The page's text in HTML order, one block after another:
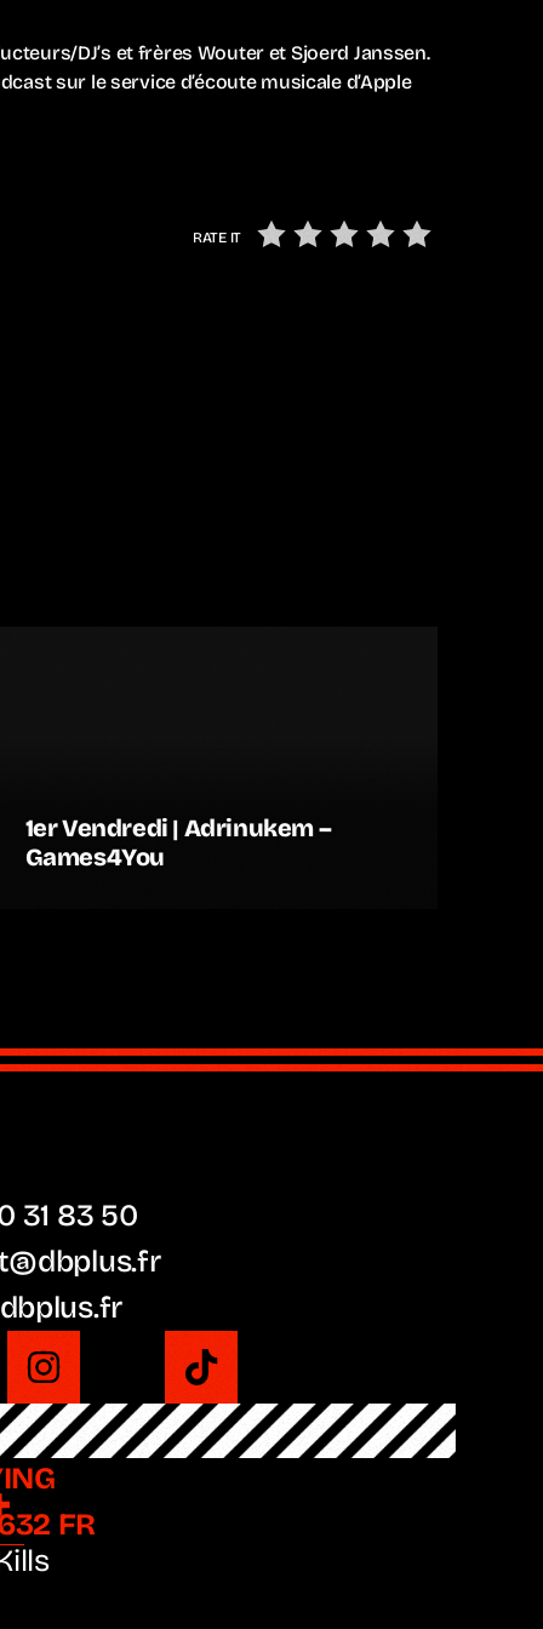
DJ’s et frères Wouter et Sjoerd Janssen.
sur le service d’écoute musicale d’Apple
RATE IT
1er Vendredi | Adrinukem –
Games4You
31 83 50
FR